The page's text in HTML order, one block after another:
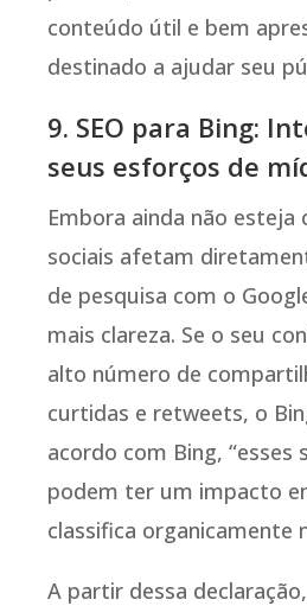
conteúdo útil e bem
destinado a ajudar seu
9. SEO para Bing:
seus esforços de
Embora ainda não esteja
sociais afetam
de pesquisa com o
mais clareza. Se o seu
alto número de
curtidas e retweets, o
acordo com Bing, “esses
podem ter um impacto
classifica organicamente
A partir dessa